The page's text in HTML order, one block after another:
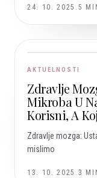
24. 10. 2025. 5
AKTUELNOSTI
Zdravlje
Mikroba U
Korisni, A
Zdravlje mozga:
mislimo
13. 10. 2025. 3